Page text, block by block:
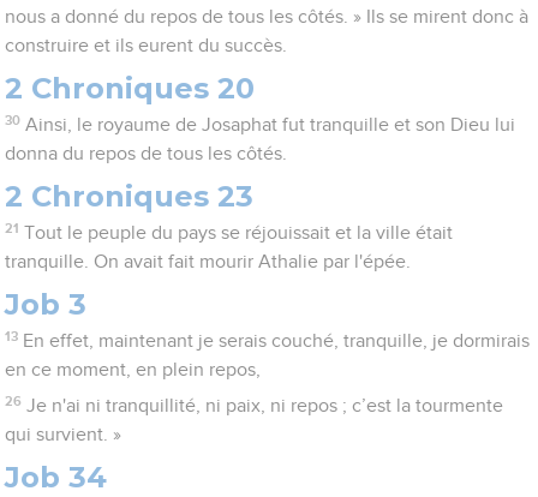
nous a donné du repos de tous les côtés. » Ils se mirent donc à
construire et ils eurent du succès.
2 Chroniques 20
30 Ainsi, le royaume de Josaphat fut tranquille et son Dieu lui
donna du repos de tous les côtés.
2 Chroniques 23
21 Tout le peuple du pays se réjouissait et la ville était
tranquille. On avait fait mourir Athalie par l'épée.
Job 3
13 En effet, maintenant je serais couché, tranquille, je dormirais
en ce moment, en plein repos,
26 Je n'ai ni tranquillité, ni paix, ni repos ; c’est la tourmente
qui survient. »
Job 34